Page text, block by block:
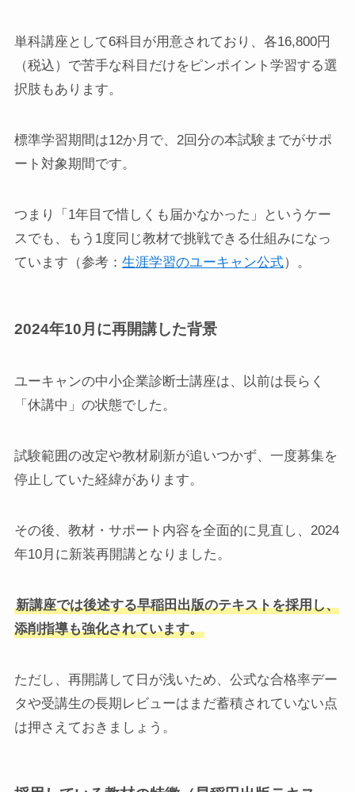
単科講座として6科目が用意されており、各16,800円
（税込）で苦手な科目だけをピンポイント学習する選
択肢もあります。
標準学習期間は12か月で、2回分の本試験までがサポ
ート対象期間です。
つまり「1年目で惜しくも届かなかった」というケー
スでも、もう1度同じ教材で挑戦できる仕組みになっ
ています（参考： 生涯学習のユーキャン公式）。
2024年10月に再開講した背景
ユーキャンの中小企業診断士講座は、以前は長らく
「休講中」の状態でした。
試験範囲の改定や教材刷新が追いつかず、一度募集を
停止していた経緯があります。
その後、教材・サポート内容を全面的に見直し、2024
年10月に新装再開講となりました。
新講座では後述する早稲田出版のテキストを採用し、
添削指導も強化されています。
ただし、再開講して日が浅いため、公式な合格率デー
タや受講生の長期レビューはまだ蓄積されていない点
は押さえておきましょう。